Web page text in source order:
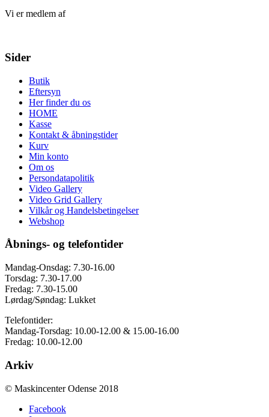
Vi er medlem af
Sider
Butik
Eftersyn
Her finder du os
HOME
Kasse
Kontakt & åbningstider
Kurv
Min konto
Om os
Persondatapolitik
Video Gallery
Video Grid Gallery
Vilkår og Handelsbetingelser
Webshop
Åbnings- og telefontider
Mandag-Onsdag: 7.30-16.00
Torsdag: 7.30-17.00
Fredag: 7.30-15.00
Lørdag/Søndag: Lukket
Telefontider:
Mandag-Torsdag: 10.00-12.00 & 15.00-16.00
Fredag: 10.00-12.00
Arkiv
© Maskincenter Odense 2018
Facebook